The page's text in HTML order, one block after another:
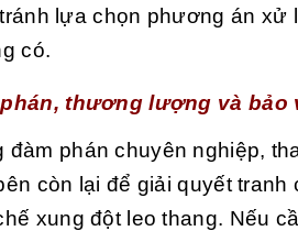
lựa chọn phương án xử
có.
thương lượng và bảo
đàm phán chuyên nghiệp,
còn lại để giải quyết tranh
xung đột leo thang. Nếu